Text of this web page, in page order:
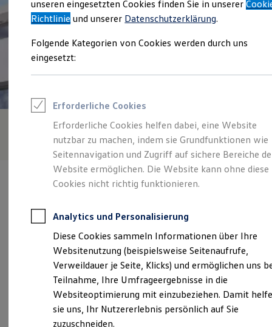
E-Auto-Förderung
Volkswagen Marktplatz
Junge Gebrauchtwagen und Gebrauchtwagen
Volkswagen Zertifizierte Gebrauchtwagen
Zubehör- und Serviceangebote
Leasing
Leasing-Angebote
Gebrauchtwagen Leasing
Junge Gebrauchtwagen-Leasing
Elektroauto Leasing
Kleinwagen-Leasing
Leasing ohne Anzahlung
Finanzierung
Kfz-Versicherung
Restschuldversicherungen
Garantien
Wartungsverträge
Geschäftskunden
Professional Class bei Volkswagen
Großkunden
Behörden
Direktkunden
Sonderfahrzeuge
Verantwortlich für die Inhalte auf dieser Seite ist die Autohaus
Burkhart GmbH & Co. KG (Impressum & Rechtliches)
Memminger Straße 59/61, 89257 Illertissen
unseren eingesetzten Cookies finden Sie in unserer
Richtlinie und unserer Datenschutzerklärung.
Folgende Kategorien von Cookies werden durch uns
eingesetzt:
Erforderliche Cookies
Erforderliche Cookies helfen dabei, eine Website
nutzbar zu machen, indem sie Grundfunktionen wie
Seitennavigation und Zugriff auf sichere Bereiche
Website ermöglichen. Die Website kann ohne diese
Cookies nicht richtig funktionieren.
Analytics und Personalisierung
Diese Cookies sammeln Informationen über Ihre
Websitenutzung (beispielsweise Seitenaufrufe,
Verweildauer je Seite, Klicks) und ermöglichen uns
Teilnahme, Ihre Umfrageergebnisse in die
Websiteoptimierung mit einzubeziehen. Damit
sie uns, Ihr Nutzererlebnis persönlich auf Sie
zuzuschneiden.